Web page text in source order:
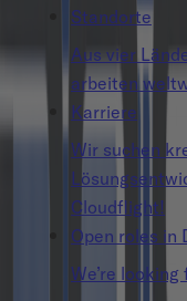
Standorte
Aus vier
arbeiten
Karriere
Wir suchen
Cloudflight!
Open roles in
We’re